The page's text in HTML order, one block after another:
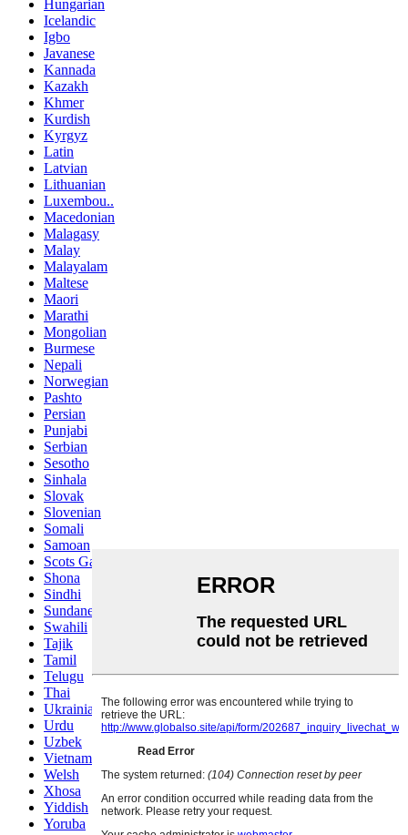
Hungarian
Icelandic
Igbo
Javanese
Kannada
Kazakh
Khmer
Kurdish
Kyrgyz
Latin
Latvian
Lithuanian
Luxembou..
Macedonian
Malagasy
Malay
Malayalam
Maltese
Maori
Marathi
Mongolian
Burmese
Nepali
Norwegian
Pashto
Persian
Punjabi
Serbian
Sesotho
Sinhala
Slovak
Slovenian
Somali
Samoan
Scots Gaelic
Shona
Sindhi
Sundanese
Swahili
Tajik
Tamil
Telugu
Thai
Ukrainian
Urdu
Uzbek
Vietnamese
Welsh
Xhosa
Yiddish
Yoruba